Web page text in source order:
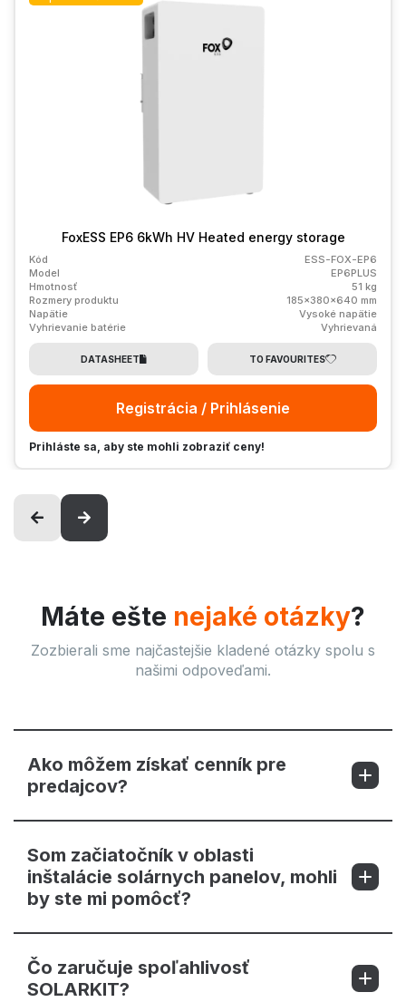
FoxESS EP6 6kWh HV Heated energy storage
Kód
ESS-FOX-EP6
Model
EP6PLUS
Hmotnosť
51 kg
Rozmery produktu
185x380x640 mm
Napätie
Vysoké napätie
Vyhrievanie batérie
Vyhrievaná
DATASHEET TO FAVOURITES
Registrácia / Prihlásenie
Prihláste sa, aby ste mohli zobraziť ceny!
Máte ešte nejaké otázky?
Zozbierali sme najčastejšie kladené otázky spolu s
našimi odpoveďami.
Ako môžem získať cenník pre
predajcov?
Som začiatočník v oblasti
inštalácie solárnych panelov, mohli
by ste mi pomôcť?
Čo zaručuje spoľahlivosť
SOLARKIT?